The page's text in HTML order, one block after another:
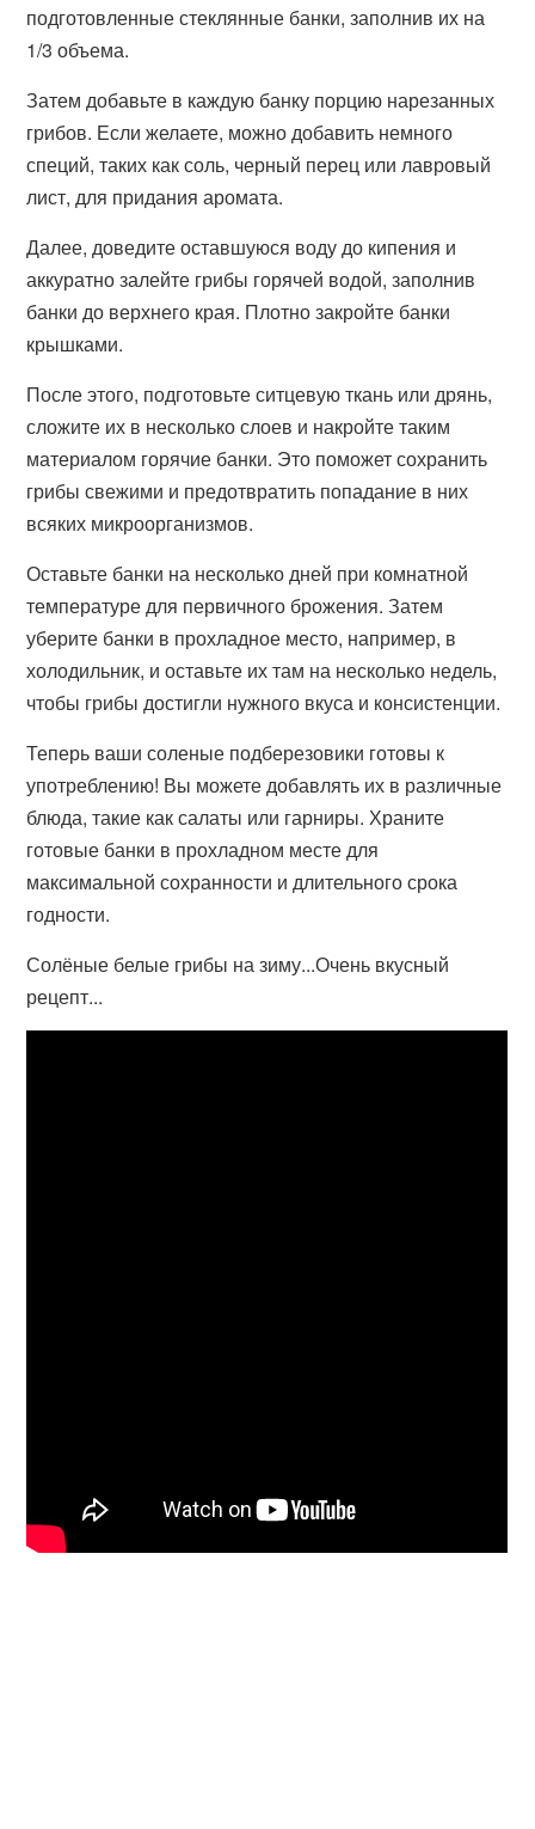
подготовленные стеклянные банки, заполнив их на
1/3 объема.
Затем добавьте в каждую банку порцию нарезанных
грибов. Если желаете, можно добавить немного
специй, таких как соль, черный перец или лавровый
лист, для придания аромата.
Далее, доведите оставшуюся воду до кипения и
аккуратно залейте грибы горячей водой, заполнив
банки до верхнего края. Плотно закройте банки
крышками.
После этого, подготовьте ситцевую ткань или дрянь,
сложите их в несколько слоев и накройте таким
материалом горячие банки. Это поможет сохранить
грибы свежими и предотвратить попадание в них
всяких микроорганизмов.
Оставьте банки на несколько дней при комнатной
температуре для первичного брожения. Затем
уберите банки в прохладное место, например, в
холодильник, и оставьте их там на несколько недель,
чтобы грибы достигли нужного вкуса и консистенции.
Теперь ваши соленые подберезовики готовы к
употреблению! Вы можете добавлять их в различные
блюда, такие как салаты или гарниры. Храните
готовые банки в прохладном месте для
максимальной сохранности и длительного срока
годности.
Солёные белые грибы на зиму...Очень вкусный
рецепт...